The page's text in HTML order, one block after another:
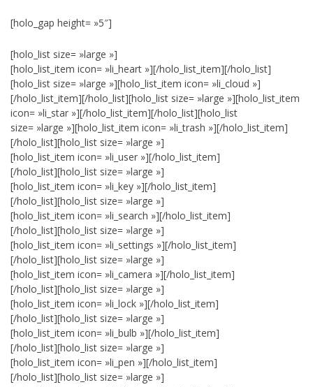
[holo_gap height= »5″]
[holo_list size= »large »]
[holo_list_item icon= »li_heart »][/holo_list_item][/holo_list]
[holo_list size= »large »][holo_list_item icon= »li_cloud »]
[/holo_list_item][/holo_list][holo_list size= »large »][holo_list_item
icon= »li_star »][/holo_list_item][/holo_list][holo_list
size= »large »][holo_list_item icon= »li_trash »][/holo_list_item]
[/holo_list][holo_list size= »large »]
[holo_list_item icon= »li_user »][/holo_list_item]
[/holo_list][holo_list size= »large »]
[holo_list_item icon= »li_key »][/holo_list_item]
[/holo_list][holo_list size= »large »]
[holo_list_item icon= »li_search »][/holo_list_item]
[/holo_list][holo_list size= »large »]
[holo_list_item icon= »li_settings »][/holo_list_item]
[/holo_list][holo_list size= »large »]
[holo_list_item icon= »li_camera »][/holo_list_item]
[/holo_list][holo_list size= »large »]
[holo_list_item icon= »li_lock »][/holo_list_item]
[/holo_list][holo_list size= »large »]
[holo_list_item icon= »li_bulb »][/holo_list_item]
[/holo_list][holo_list size= »large »]
[holo_list_item icon= »li_pen »][/holo_list_item]
[/holo_list][holo_list size= »large »]